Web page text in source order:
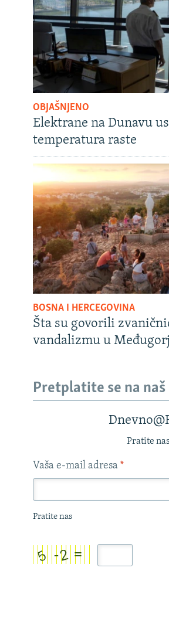
OBJAŠNJENO
Elektrane na Dunavu
temperatura raste
BOSNA I HERCEGOVINA
Šta su govorili
vandalizmu u
Pretplatite se na
Pratite nas
Vaša e-mail adresa *
Pratite nas